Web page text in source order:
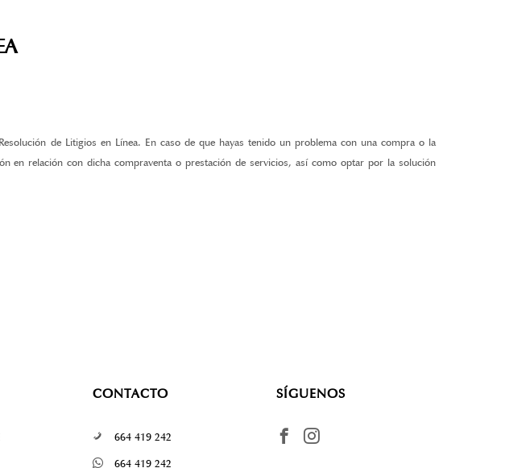
de Litigios en Línea. En caso de que hayas tenido un problema con una compra o la
en relación con dicha compraventa o prestación de servicios, así como optar por la solución
CONTACTO
664 419 242
664 419 242
SÍGUENOS